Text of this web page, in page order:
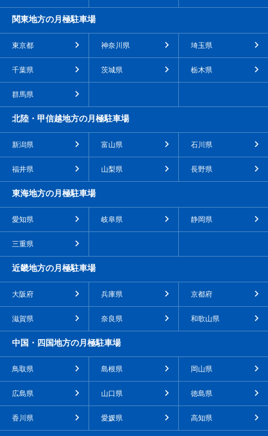
関東地方の月極駐車場
東京都 神奈川県 埼玉県
千葉県 茨城県 栃木県
群馬県
北陸・甲信越地方の月極駐車場
新潟県 富山県 石川県
福井県 山梨県 長野県
東海地方の月極駐車場
愛知県 岐阜県 静岡県
三重県
近畿地方の月極駐車場
大阪府 兵庫県 京都府
滋賀県 奈良県 和歌山県
中国・四国地方の月極駐車場
鳥取県 島根県 岡山県
広島県 山口県 徳島県
香川県 愛媛県 高知県